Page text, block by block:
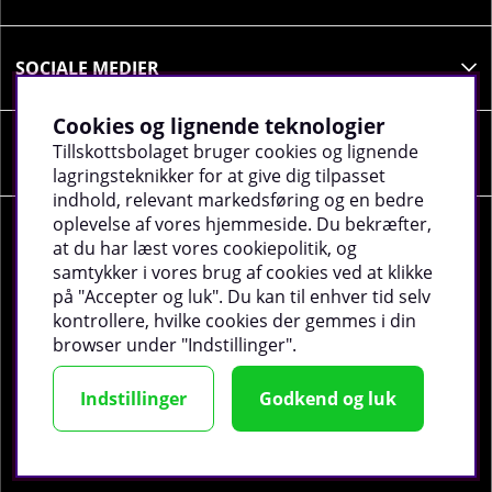
medicin, skal du altid konsultere en læge, inden du
SOCIALE MEDIER
VIRKSOMHEDSOPLYSNINGER
©2026 tillskottsbolaget.dk. Vi bruger cookies -Læs
mere.
Cookies og lignende teknologier
Tillskottsbolaget bruger cookies og lignende
lagringsteknikker for at give dig tilpasset
indhold, relevant markedsføring og en bedre
oplevelse af vores hjemmeside. Du bekræfter,
at du har læst vores cookiepolitik, og
samtykker i vores brug af cookies ved at klikke
på "Accepter og luk". Du kan til enhver tid selv
kontrollere, hvilke cookies der gemmes i din
browser under "Indstillinger".
Indstillinger Godkend og luk